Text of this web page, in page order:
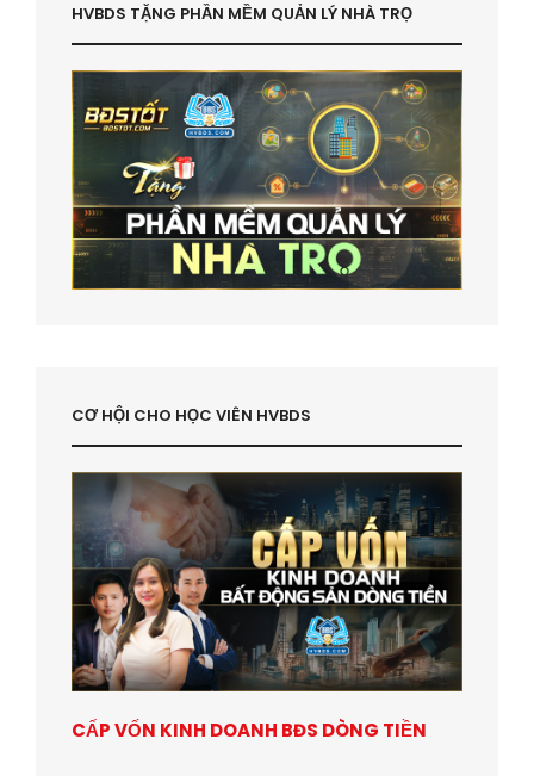
HVBDS TẶNG PHẦN MỀM QUẢN LÝ NHÀ TRỌ
CƠ HỘI CHO HỌC VIÊN HVBDS
CẤP VỐN KINH DOANH BĐS DÒNG TIỀN